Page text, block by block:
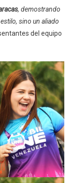
, demostrando
sino un aliado
del equipo